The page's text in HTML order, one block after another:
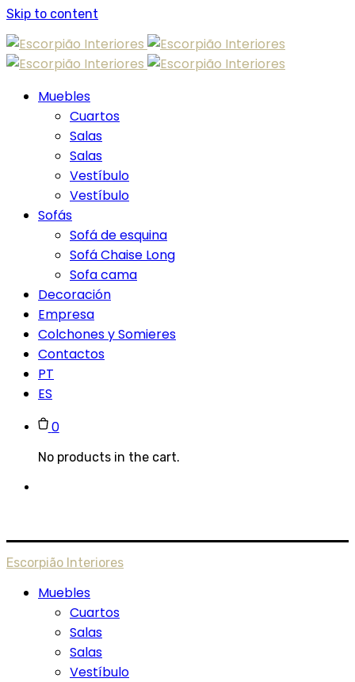
Skip to content
Muebles
Cuartos
Salas
Salas
Vestíbulo
Vestíbulo
Sofás
Sofá de esquina
Sofá Chaise Long
Sofa cama
Decoración
Empresa
Colchones y Somieres
Contactos
PT
ES
0
No products in the cart.
Escorpião Interiores
Muebles
Cuartos
Salas
Salas
Vestíbulo